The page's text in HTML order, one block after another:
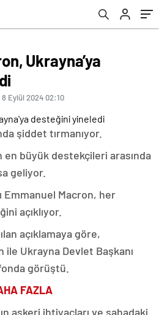
Ukrayna’ya
8 Eylül 2024 02:10
şiddet tırmanıyor.
en büyük destekçileri arasında
geliyor.
Emmanuel Macron, her
açıklıyor.
açıklamaya göre,
ile Ukrayna Devlet Başkanı
görüştü.
FAZLA
askeri ihtiyaçları ve sahadaki